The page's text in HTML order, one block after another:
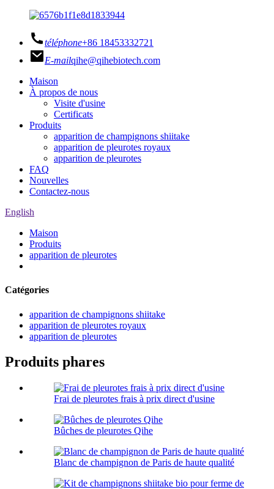
téléphone+86 18453332721
E-mailqihe@qihebiotech.com
Maison
À propos de nous
Visite d'usine
Certificats
Produits
apparition de champignons shiitake
apparition de pleurotes royaux
apparition de pleurotes
FAQ
Nouvelles
Contactez-nous
English
Maison
Produits
apparition de pleurotes
Catégories
apparition de champignons shiitake
apparition de pleurotes royaux
apparition de pleurotes
Produits phares
Frai de pleurotes frais à prix direct d'usine
Bûches de pleurotes Qihe
Blanc de champignon de Paris de haute qualité